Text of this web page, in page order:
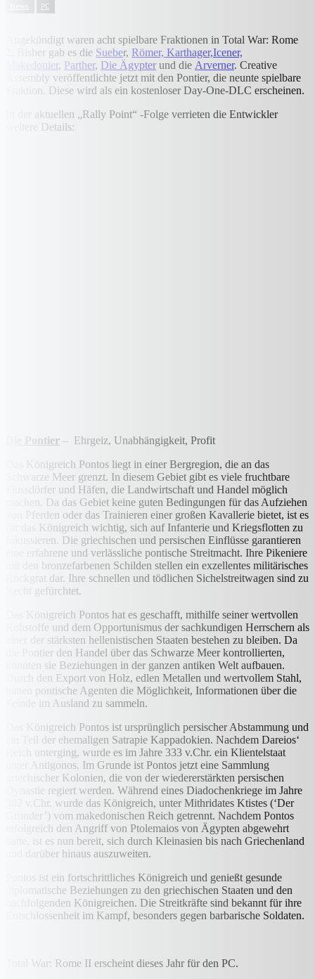
PC
Angekündigt waren acht spielbare Fraktionen in Total War: Rome
2. Bisher gab es die Sueber, Römer, Karthager,Icener,
Makedonier, Parther, Die Ägypter und die Arverner. Creative
Assembly veröffentlichte jetzt mit den Pontier, die neunte spielbare
Fraktion. Diese wird als ein kostenloser Day-One-DLC erscheinen.
In der aktuellen „Rally Point“ -Folge verrieten die Entwickler
weitere Details:
Die Pontier – Ehrgeiz, Unabhängigkeit, Profit
Das Königreich Pontos liegt in einer Bergregion, die an das
Schwarze Meer grenzt. In diesem Gebiet gibt es viele fruchtbare
Flussdörfer und Häfen, die Landwirtschaft und Handel möglich
machen. Da das Gebiet keine guten Bedingungen für das Aufziehen
von Pferden oder das Trainieren einer großen Kavallerie bietet, ist es
für das Königreich wichtig, sich auf Infanterie und Kriegsflotten zu
fokussieren. Die griechischen und persischen Einflüsse garantieren
eine erfahrene und verlässliche pontische Streitmacht. Ihre Pikeniere
mit den bronzefarbenen Schilden stellen ein exzellentes militärisches
Rückgrat dar. Ihre schnellen und tödlichen Sichelstreitwagen sind zu
Recht gefürchtet.
Das Königreich Pontos hat es geschafft, mithilfe seiner wertvollen
Rohstoffe und dem Opportunismus der sachkundigen Herrschern als
einer der stärksten hellenistischen Staaten bestehen zu bleiben. Da
die Pontier den Handel über das Schwarze Meer kontrollierten,
konnten sie Beziehungen in der ganzen antiken Welt aufbauen.
Durch den Export von Holz, edlen Metallen und wertvollem Stahl,
hatten pontische Agenten die Möglichkeit, Informationen über die
Feinde im Ausland zu sammeln.
Das Königreich Pontos ist ursprünglich persischer Abstammung und
ein Teil der ehemaligen Satrapie Kappadokien. Nachdem Dareios‘
Reich unterging, wurde es im Jahre 333 v.Chr. ein Klientelstaat
unter Antigonos. Im Grunde ist Pontos jetzt eine Sammlung
griechischer Kolonien, die von der wiedererstärkten persischen
Dynastie regiert werden. Während eines Diadochenkriege im Jahre
302 v.Chr. wurde das Königreich, unter Mithridates Ktistes (‘Der
Gründer’) vom makedonischen Reich getrennt. Nachdem Pontos
erfolgreich den Angriff von Ptolemaios von Ägypten abgewehrt
hatte, ist es nun bereit, sich durch Kleinasien bis nach Griechenland
und darüber hinaus auszuweiten.
Pontos ist ein fortschrittliches Königreich und genießt gesunde
diplomatische Beziehungen zu den griechischen Staaten und den
nachfolgenden Königreichen. Die Streitkräfte sind bekannt für ihre
Entschlossenheit im Kampf, besonders gegen barbarische Soldaten.
Total War: Rome II erscheint dieses Jahr für den PC.